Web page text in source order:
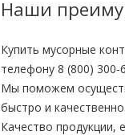
Наши
Купить мусорные
телефону 8 (800)
Мы поможем
быстро и качественно.
Качество продукции,